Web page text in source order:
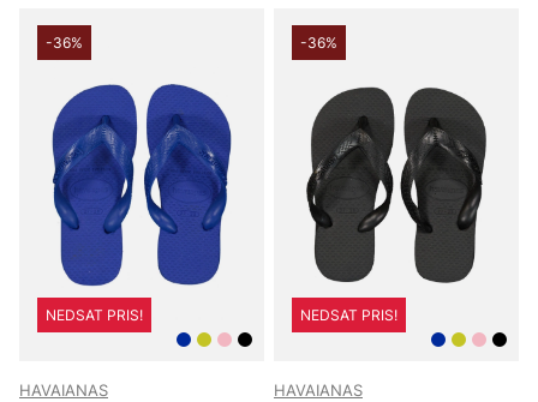
-36%
NEDSAT PRIS!
HAVAIANAS
-36%
NEDSAT PRIS!
HAVAIANAS